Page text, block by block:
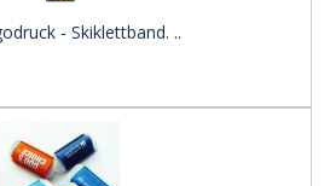
- Skiklettband. ..